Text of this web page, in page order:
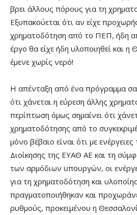
βρει άλλους πόρους για τη
Εξυπακούεται ότι αν είχε
χρηματοδότηση από το ΠΕΠ, ήδη
έργο θα είχε ήδη υλοποιηθεί και η
έμενε χωρίς νερό!
Η απένταξη από ένα πρόγραμμα
ότι χάνεται η εύρεση άλλης
περίπτωση όμως σημαίνει ότι
χρηματοδότησης από το
μόνο βέβαιο είναι ότι με
Διοίκησης της ΕΥΑΘ ΑΕ και τη
των αρμόδιων υπουργών, οι
για τη χρηματοδότηση και
πραγματοποιήθηκαν και
ρυθμούς, προκειμένου η